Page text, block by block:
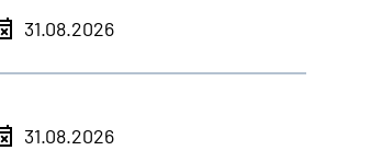
31.08.2026
31.08.2026